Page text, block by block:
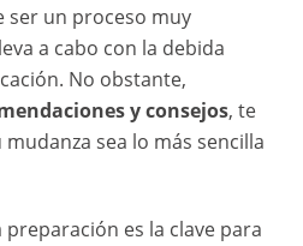
ser un proceso muy
a cabo con la debida
No obstante,
y consejos, te
sea lo más sencilla
es la clave para